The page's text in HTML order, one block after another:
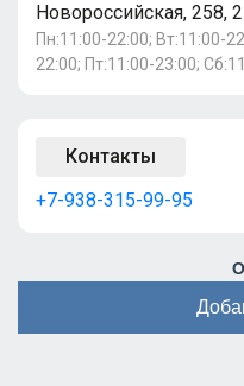
Новороссийская, 258,
Пн:11:00-22:00; Вт:11:00-
22:00; Пт:11:00-23:00;
Контакты
+7-938-315-99-95